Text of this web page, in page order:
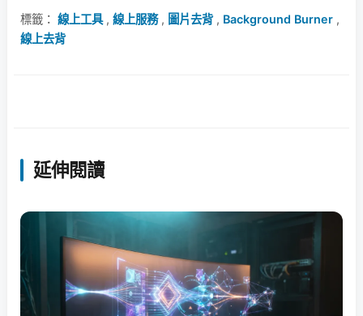
標籤： 線上工具, 線上服務, 圖片去背 , Background Burner ,
線上去背
延伸閱讀